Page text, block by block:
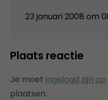
23 januari 2008 om
Plaats reactie
Je moet ingelogd zijn op
plaatsen.